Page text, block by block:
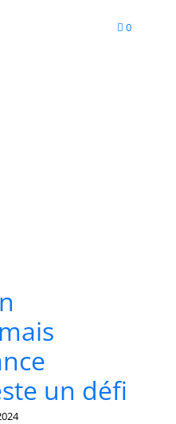
0
un défi